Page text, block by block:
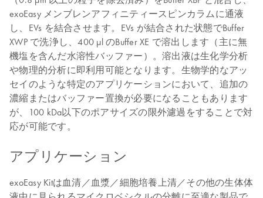
exoEasy メンブレンアフィニティースピンカラムに通液
し、EVs を結合させます。EVs が結合された状態でBuffer
XWP で洗浄し、400 µl のBuffer XE で溶出します（主に無
機塩を含んだ水溶性バッファー）。溶出液は生化学分析
や物理的分析に即利用可能となります。生物学的なアッ
セイのような特定のアプリケーションにおいて、追加の
濃縮またはバッファー置換が必要になることもあります
が、100 kDa以下のポアサイズの限外濾過をすることで対
応が可能です。
アプリケーション
exoEasy Kitは血清／血漿／細胞培養上清／その他の生体体